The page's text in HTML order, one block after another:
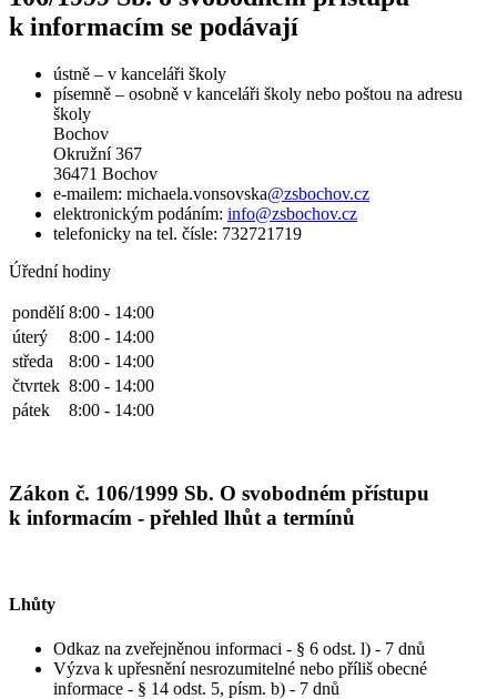
k informacím se podávají
ústně – v kanceláři školy
písemně – osobně v kanceláři školy nebo poštou na adresu
školy
Bochov
Okružní 367
36471 Bochov
e-mailem: michaela.vonsovska@zsbochov.cz
elektronickým podáním: info@zsbochov.cz
telefonicky na tel. čísle: 732721719
Úřední hodiny
pondělí 8:00 - 14:00
úterý
8:00 - 14:00
středa
8:00 - 14:00
čtvrtek 8:00 - 14:00
pátek
8:00 - 14:00
Zákon č. 106/1999 Sb. O svobodném přístupu
k informacím - přehled lhůt a termínů
Lhůty
Odkaz na zveřejněnou informaci - § 6 odst. l) - 7 dnů
Výzva k upřesnění nesrozumitelné nebo příliš obecné
informace - § 14 odst. 5, písm. b) - 7 dnů